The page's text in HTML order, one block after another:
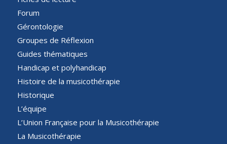
Forum
Gérontologie
Groupes de Réflexion
Guides thématiques
Handicap et polyhandicap
Histoire de la musicothérapie
Historique
L’équipe
L’Union Française pour la Musicothérapie
La Musicothérapie